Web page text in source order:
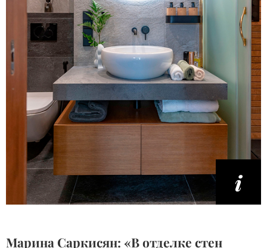
Марина Саркисян: «В отделке стен